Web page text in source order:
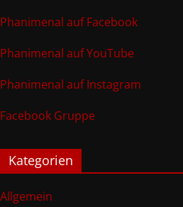
Phanimenal auf Facebook
Phanimenal auf YouTube
Phanimenal auf Instagram
Facebook Gruppe
Kategorien
Allgemein